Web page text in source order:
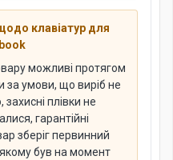
клавіатур для
можливі протягом
за умови, що виріб не
плівки не
гарантійні
зберіг первинний
якому був на момент